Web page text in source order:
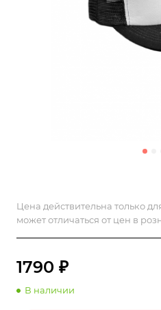
Цена действительна только
может отличаться от цен в
1790 ₽
В наличии